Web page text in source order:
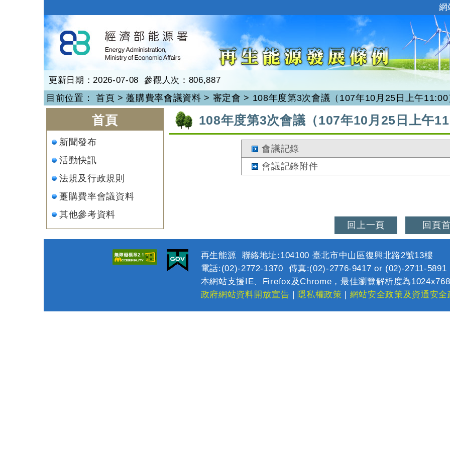
到
主
要
內
容
:::
網
再生能源
更新日期：2026-07-08 參觀人次：806,887
目前位置： 首頁 > 躉購費率會議資料 > 審定會 > 108年度第3次會議（107年10月25日上午11:00
首頁
新聞發布
活動快訊
法規及行政規則
躉購費率會議資料
其他參考資料
108年度第3次會議（107年10月25日上午
會議記錄
會議記錄附件
回上一頁
回頁首
再生能源 聯絡地址:104100 臺北市中山區復興北路2號13樓
電話:(02)-2772-1370 傳真:(02)-2776-9417 or (02)-2711-5891
本網站支援IE、Firefox及Chrome，最佳瀏覽解析度為
政府網站資料開放宣告 | 隱私權政策 | 網站安全政策及資通安全